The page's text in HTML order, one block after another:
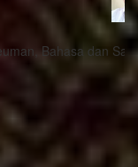
Sastra